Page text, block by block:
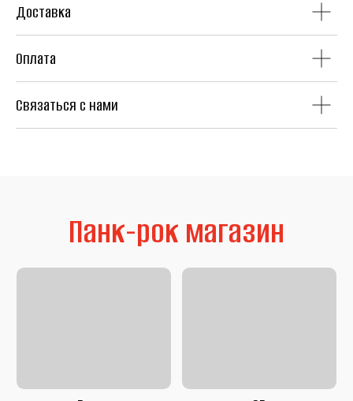
Доставка
Оплата
Связаться с нами